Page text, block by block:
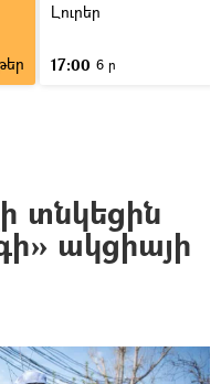
Լուրեր
17:00 6 ր
տնկեցին
ակցիայի